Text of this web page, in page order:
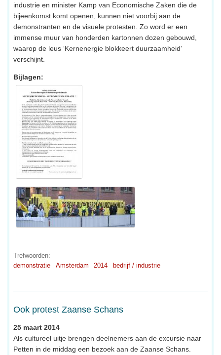
industrie en minister Kamp van Economische Zaken die de
bijeenkomst komt openen, kunnen niet voorbij aan de
demonstranten en de visuele protesten. Zo word er een
immense muur van honderden kartonnen dozen gebouwd,
waarop de leus ‘Kernenergie blokkeert duurzaamheid’
verschijnt.
Bijlagen:
Trefwoorden:
demonstratie
Amsterdam 2014 bedrijf / industrie
Ook protest Zaanse Schans
25 maart 2014
Als cultureel uitje brengen deelnemers aan de excursie naar
Petten in de middag een bezoek aan de Zaanse Schans.